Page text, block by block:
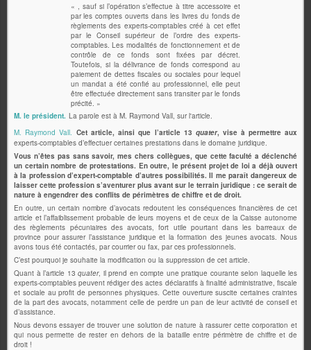
« , sauf si l’opération s’effectue à titre accessoire et
par les comptes ouverts dans les livres du fonds de
règlements des experts-comptables créé à cet effet
par le Conseil supérieur de l’ordre des experts-
comptables. Les modalités de fonctionnement et de
contrôle de ce fonds sont fixées par décret.
Toutefois, si la délivrance de fonds correspond au
paiement de dettes fiscales ou sociales pour lequel
un mandat a été confié au professionnel, elle peut
être effectuée directement sans transiter par le fonds
précité. »
M. le président. La parole est à M. Raymond Vall, sur l'article.
M. Raymond Vall. Cet article, ainsi que l’article 13 quater, vise à permettre aux
experts-comptables d’effectuer certaines prestations dans le domaine juridique.
Vous n’êtes pas sans savoir, mes chers collègues, que cette faculté a déclenché
un certain nombre de protestations. En outre, le présent projet de loi a déjà ouvert
à la profession d’expert-comptable d’autres possibilités. Il me paraît dangereux de
laisser cette profession s’aventurer plus avant sur le terrain juridique : ce serait de
nature à engendrer des conflits de périmètres de chiffre et de droit.
En outre, un certain nombre d’avocats redoutent les conséquences financières de cet
article et l’affaiblissement probable de leurs moyens et de ceux de la Caisse autonome
des règlements pécuniaires des avocats, fort utile pourtant dans les barreaux de
province pour assurer l’assistance juridique et la formation des jeunes avocats. Nous
avons tous été contactés, par courrier ou fax, par ces professionnels.
C’est pourquoi je souhaite la modification ou la suppression de cet article.
Quant à l’article 13 quater, il prend en compte une pratique courante selon laquelle les
experts-comptables peuvent rédiger des actes déclaratifs à finalité administrative, fiscale
et sociale au profit de personnes physiques. Cette ouverture suscite certaines craintes
de la part des avocats, notamment celle de perdre un pan de leur activité de conseil et
d’assistance.
Nous devons essayer de trouver une solution de nature à rassurer cette corporation et
qui nous permette de rester en dehors de la bataille entre périmètre de chiffre et de
droit !